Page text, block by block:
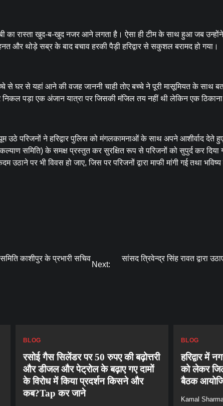
का रास्ता खुद-ब-खुद नजर आने लगता है। ऐसा ही टीम के साथ हुआ जब
और थोड़े सब्र के बाद बचाव हरकी पैड़ी हरिद्वार से सकुशल बरामद हो गया।
घर से यहां आने की वजह जाननी चाही तोए बच्चे ने पूरी मासूमियत के साथ
निकल पड़ा एक अंजान यात्रा पर जिसकी मंजिल तय नहीं थी लेकिन एक ठिकाना
परिजनों ने हरिद्वार पुलिस को मंगलकामनाओं के साथ अपने आशीर्वाद देते
समिति) के समक्ष प्रस्तुत कर सुरक्षित रूप से परिजनों को सुपुर्द कर
उठाने पर भी विवस हो जाए, जिस पर परिजनों द्वारा माफी मांगी गई तथा
काशीपुर के प्रभारी सचिव
Next:
सांसद त्रिवेन्द्र सिंह रावत द्वारा
BLOG
रसोई गैस सिलेंडर पर 50 रुपए की बढ़ोत्तरी
और डीजल और पेट्रोल के बढ़ाए गए दामों
के विरोध में किया प्रदर्शन किसने और
कब?Tap कर जाने
BLOG
हरिद्वार में
को लेकर
बैठक
Kamal
Blog
शिवभक्तों के बीच पहुंचे DM